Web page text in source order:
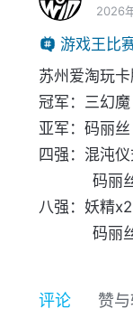
2026
游戏王比
苏州爱淘玩
冠军：三幻魔
亚军：码丽丝
四强：混沌
八强：妖精
评论 赞